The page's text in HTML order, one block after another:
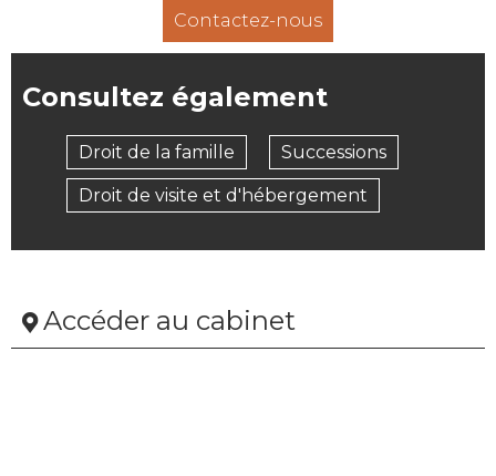
Contactez-nous
Consultez également
Droit de la famille Successions
Droit de visite et d'hébergement
Accéder au cabinet